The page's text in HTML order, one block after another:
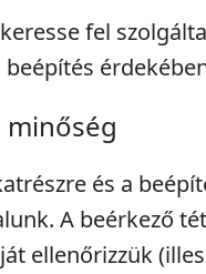
fel
minőség
és a
A beérkező
ellenőrizzük